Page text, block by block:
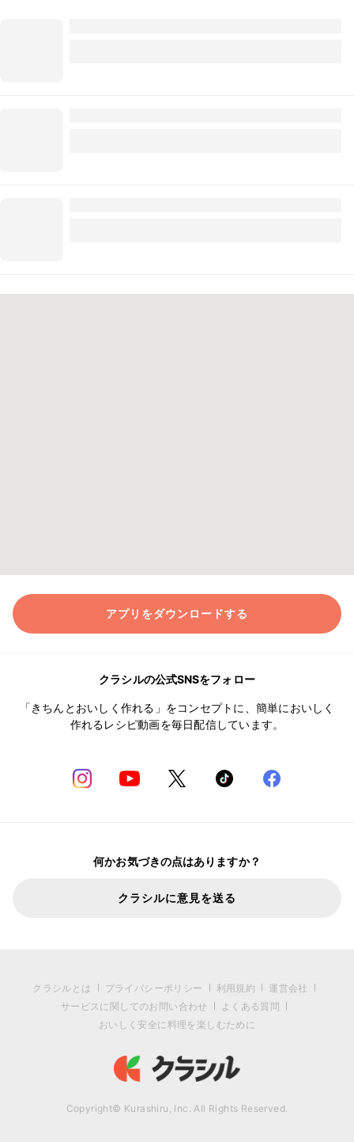
アプリをダウンロードする
クラシルの公式SNSをフォロー
「きちんとおいしく作れる」をコンセプトに、簡単においしく
作れるレシピ動画を毎日配信しています。
何かお気づきの点はありますか？
クラシルに意見を送る
クラシルとは プライバシーポリシー 利用規約
運営会社
サービスに関してのお問い合わせ
よくある質問
おいしく安全に料理を楽しむために
Copyright© Kurashiru, Inc. All Rights Reserved.